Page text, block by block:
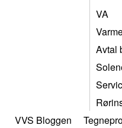
VA
Avtal
VVS Bloggen